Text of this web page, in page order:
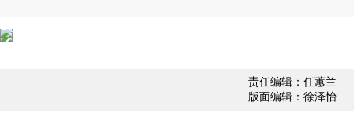
责任编辑：任蕙兰
版面编辑：徐泽怡